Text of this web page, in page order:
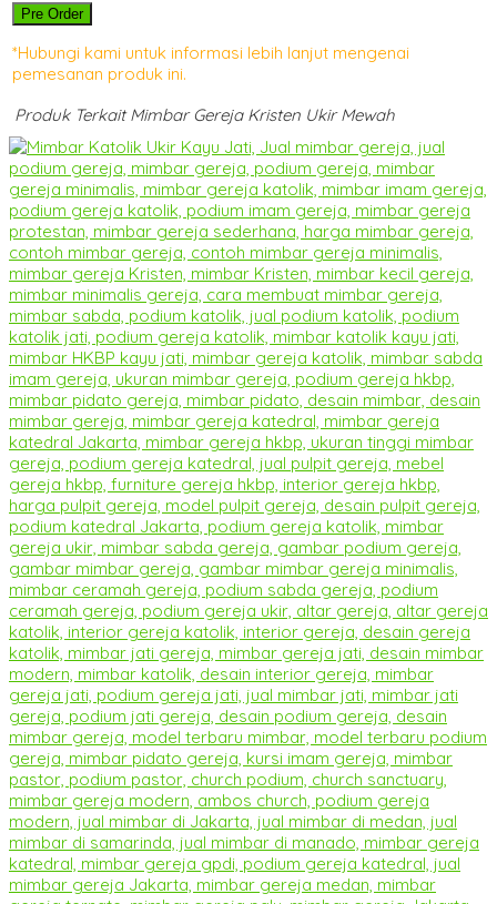
Pre Order
*Hubungi kami untuk informasi lebih lanjut mengenai
pemesanan produk ini.
Produk Terkait Mimbar Gereja Kristen Ukir Mewah